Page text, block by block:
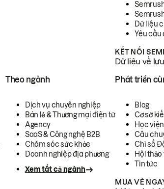
Dữ liệu
Yêu cầu
KẾT NỐI
Dữ liệu về
Theo ngành
Dịch vụ chuyên nghiệp
Bán lẻ & Thương mại điện tử
Agency
SaaS & Công nghệ B2B
Chăm sóc sức khỏe
Doanh nghiệp địa phương
Xem tất cả ngành
Phát triển
Blog
Cơ sở
Học viện
Câu
Chỉ số
Hội
Tin tức
MUA VÉ